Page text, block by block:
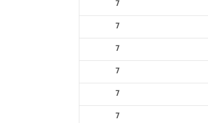
7
7
7
7
7
7